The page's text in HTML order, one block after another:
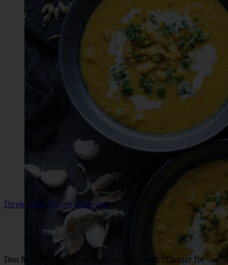
Direkt zum Rezept springen
Den Meisten dürfte sie als Vorspeise vom “Dinner for